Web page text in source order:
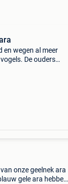
en wegen al meer
De ouders
onze geelnek ara
gele ara hebben